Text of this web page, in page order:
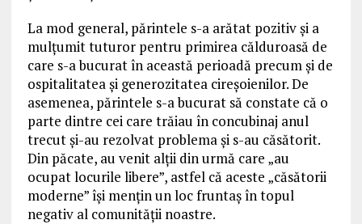
La mod general, părintele s-a arătat pozitiv și a
mulțumit tuturor pentru primirea călduroasă de
care s-a bucurat în această perioadă precum și de
ospitalitatea și generozitatea cireșoienilor. De
asemenea, părintele s-a bucurat să constate că o
parte dintre cei care trăiau în concubinaj anul
trecut și-au rezolvat problema și s-au căsătorit.
Din păcate, au venit alții din urmă care „au
ocupat locurile libere”, astfel că aceste „căsătorii
moderne” își mențin un loc fruntaș în topul
negativ al comunității noastre.